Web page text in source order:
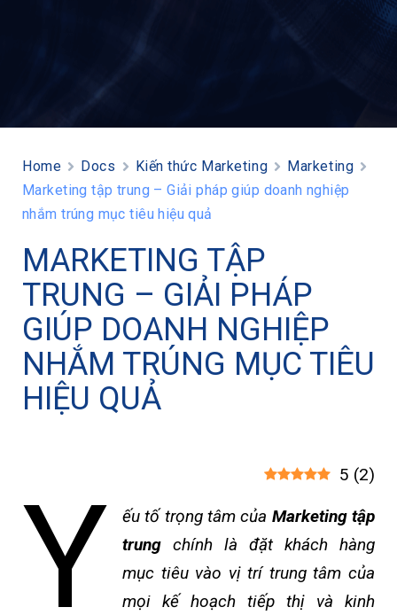
Home Docs Kiến thức Marketing
Marketing
Marketing tập trung – Giải pháp giúp doanh nghiệp
nhắm trúng mục tiêu hiệu quả
MARKETING TẬP
TRUNG – GIẢI PHÁP
GIÚP DOANH NGHIỆP
NHẮM TRÚNG MỤC TIÊU
HIỆU QUẢ
5 (2)
Y ếu tố trọng tâm của Marketing tập
trung chính là đặt khách hàng
mục tiêu vào vị trí trung tâm của
mọi kế hoạch tiếp thị và kinh